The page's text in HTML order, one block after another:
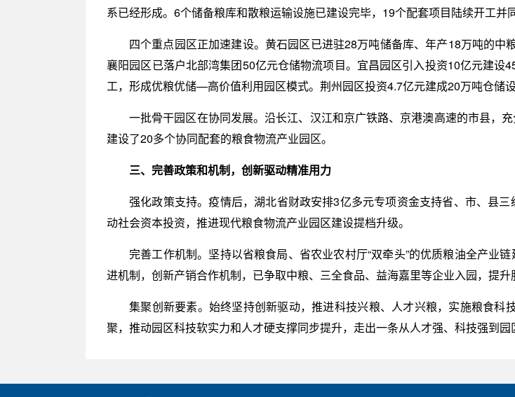
系已经形成。6个储备粮库和散粮运输设施已建设完毕，19个配套项目陆续开工并
四个重点园区正加速建设。黄石园区已进驻28万吨储备库、年产18万吨的中
襄阳园区已落户北部湾集团50亿元仓储物流项目。宜昌园区引入投资10亿元建
工，形成优粮优储—高价值利用园区模式。荆州园区投资4.7亿元建成20万吨仓储设
一批骨干园区在协同发展。沿长江、汉江和京广铁路、京港澳高速的市县，
建设了20多个协同配套的粮食物流产业园区。
三、完善政策和机制，创新驱动精准用力
强化政策支持。疫情后，湖北省财政安排3亿多元专项资金支持省、市、县
动社会资本投资，推进现代粮食物流产业园区建设提档升级。
完善工作机制。坚持以省粮食局、省农业农村厅“双牵头”的优质粮油全产业
进机制，创新产销合作机制，已争取中粮、三全食品、益海嘉里等企业入园，提升
集聚创新要素。始终坚持创新驱动，推进科技兴粮、人才兴粮，实施粮食
聚，推动园区科技软实力和人才硬支撑同步提升，走出一条从人才强、科技强到